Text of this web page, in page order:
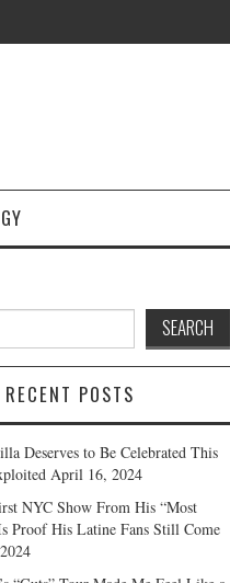
RECENT POSTS
Deserves to Be Celebrated This
April 16, 2024
NYC Show From His “Most
Proof His Latine Fans Still Come